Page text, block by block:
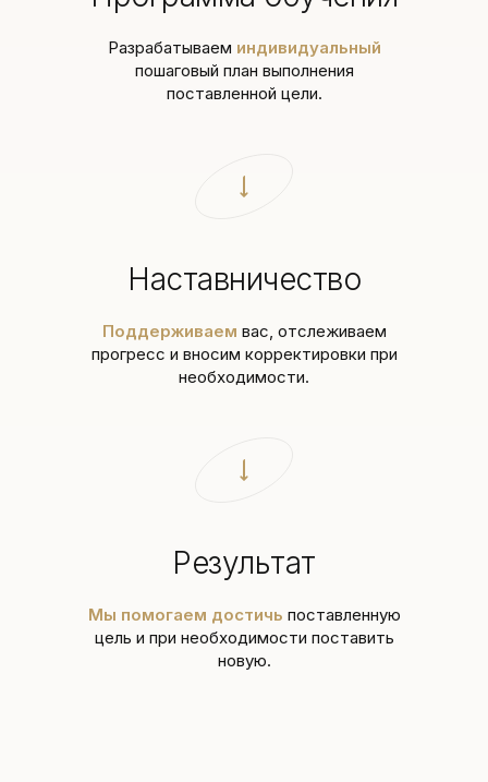
Разрабатываем индивидуальный
пошаговый план выполнения
поставленной цели.
Наставничество
Поддерживаем вас, отслеживаем
прогресс и вносим корректировки при
необходимости.
Результат
Мы помогаем достичь поставленную
цель и при необходимости поставить
новую.